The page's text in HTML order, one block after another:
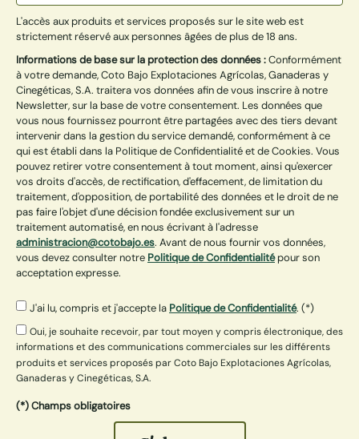
L'accès aux produits et services proposés sur le site web est
strictement réservé aux personnes âgées de plus de 18 ans.
Informations de base sur la protection des données :Conformément
à votre demande, Coto Bajo Explotaciones Agrícolas, Ganaderas y
Cinegéticas, S.A. traitera vos données afin de vous inscrire à notre
Newsletter, sur la base de votre consentement. Les données que
vous nous fournissez pourront être partagées avec des tiers devant
intervenir dans la gestion du service demandé, conformément à ce
qui est établi dans la Politique de Confidentialité et de Cookies. Vous
pouvez retirer votre consentement à tout moment, ainsi qu'exercer
vos droits d'accès, de rectification, d'effacement, de limitation du
traitement, d'opposition, de portabilité des données et le droit de ne
pas faire l'objet d'une décision fondée exclusivement sur un
traitement automatisé, en nous écrivant à l'adresse
administracion@cotobajo.es. Avant de nous fournir vos données,
vous devez consulter notre Politique de Confidentialitépour son
acceptation expresse.
J'ai lu, compris et j'accepte la Politique de Confidentialité. (*)
Oui, je souhaite recevoir, par tout moyen y compris électronique, des
informations et des communications commerciales sur les différents
produits et services proposés par Coto Bajo Explotaciones Agrícolas,
Ganaderas y Cinegéticas, S.A.
(*) Champs obligatoires